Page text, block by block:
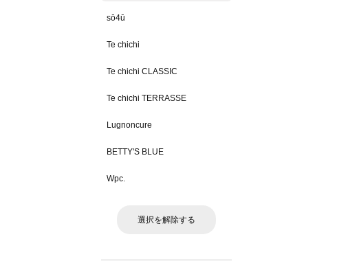
sō4ū
Te chichi
Te chichi CLASSIC
Te chichi TERRASSE
Lugnoncure
BETTY'S BLUE
Wpc.
選択を解除する